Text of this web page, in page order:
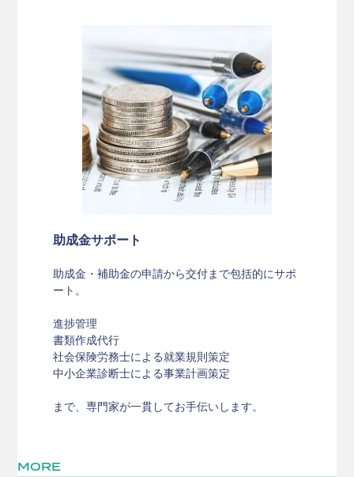
助成金サポート
助成金・補助金の申請から交付まで包括的にサポ
ート。
進捗管理
書類作成代行
社会保険労務士による就業規則策定
中小企業診断士による事業計画策定
まで、専門家が一貫してお手伝いします。
MORE